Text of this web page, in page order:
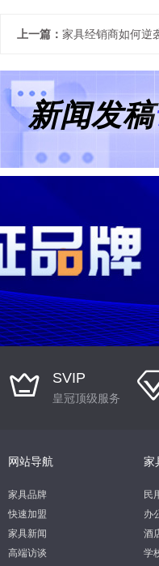
上一篇： 家具经销商如何逆
新闻发稿
SVIP
皇冠顶级服务
网站导航
家具品牌
快速加盟
家具新闻
高端访谈
家
民
办
酒
学